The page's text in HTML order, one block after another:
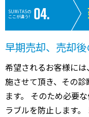
SUMiTASの
ここが違う!
早期売却、売却
希望されるお客様に
施させて頂き、その
ます。 そのため必要
ラブルを防止します